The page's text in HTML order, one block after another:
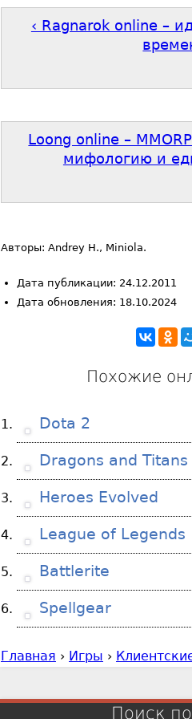
‹ Ragnarok online –
Loong online –
мифологию и
Авторы: Andrey H., Miniola.
Дата публикации: 24.12.2011
Дата обновления: 18.10.2024
Похожие
Dota 2
Dragons and Titans
Heroes Evolved
League of Legends
Battlerite
Spellgear
В
Главная › Игры ›
Поиск